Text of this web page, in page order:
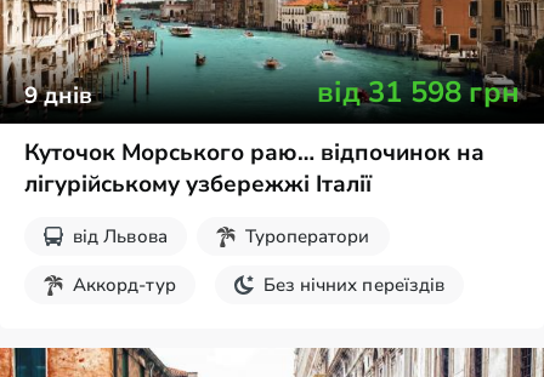
9днів від31 598грн
Куточок Морського раю… відпочинок на
лігурійському узбережжі Італії
від Львова
Туроператори
Аккорд-тур
Без нічних переїздів